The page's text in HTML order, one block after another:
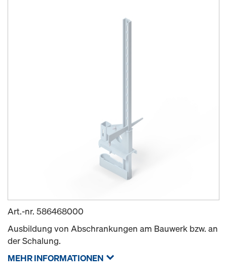
Art.-nr. 586468000
Ausbildung von Abschrankungen am Bauwerk bzw. an
der Schalung.
MEHR INFORMATIONEN